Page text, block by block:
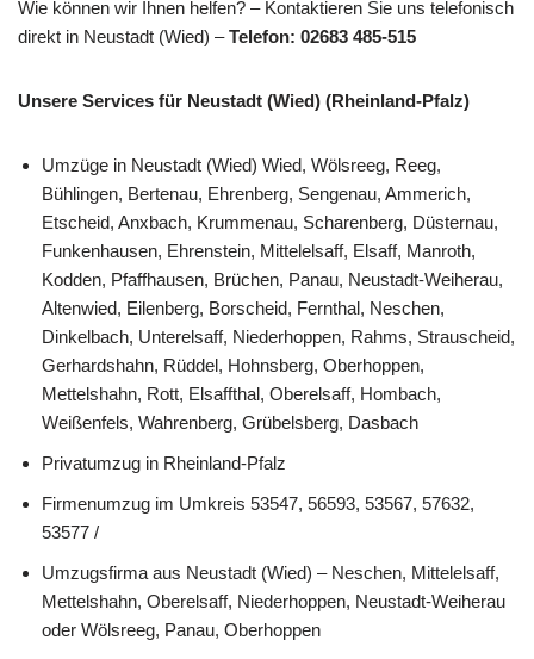
Wie können wir Ihnen helfen? – Kontaktieren Sie uns telefonisch
direkt in Neustadt (Wied) –Telefon: 02683 485-515
Unsere Services für Neustadt (Wied) (Rheinland-Pfalz)
Umzüge in Neustadt (Wied) Wied, Wölsreeg, Reeg,
Bühlingen, Bertenau, Ehrenberg, Sengenau, Ammerich,
Etscheid, Anxbach, Krummenau, Scharenberg, Düsternau,
Funkenhausen, Ehrenstein, Mittelelsaff, Elsaff, Manroth,
Kodden, Pfaffhausen, Brüchen, Panau, Neustadt-Weiherau,
Altenwied, Eilenberg, Borscheid, Fernthal, Neschen,
Dinkelbach, Unterelsaff, Niederhoppen, Rahms, Strauscheid,
Gerhardshahn, Rüddel, Hohnsberg, Oberhoppen,
Mettelshahn, Rott, Elsaffthal, Oberelsaff, Hombach,
Weißenfels, Wahrenberg, Grübelsberg, Dasbach
Privatumzug in Rheinland-Pfalz
Firmenumzug im Umkreis 53547, 56593, 53567, 57632,
53577 /
Umzugsfirma aus Neustadt (Wied) – Neschen, Mittelelsaff,
Mettelshahn, Oberelsaff, Niederhoppen, Neustadt-Weiherau
oder Wölsreeg, Panau, Oberhoppen